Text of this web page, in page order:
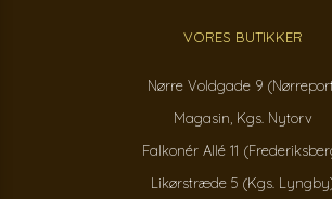
VORES BUTIKKER
Nørre Voldgade 9
Magasin, Kgs. Nytorv
Falkonér Allé 11
Likørstræde 5 (Kgs.